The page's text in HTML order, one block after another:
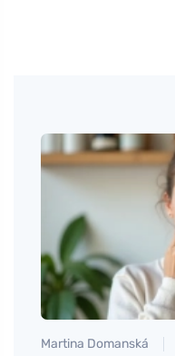
Martina Domanská